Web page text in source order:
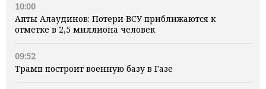
10:00
Апты Алаудинов: Потери ВСУ приближаются к
отметке в 2,5 миллиона человек
09:52
Трамп построит военную базу в Газе